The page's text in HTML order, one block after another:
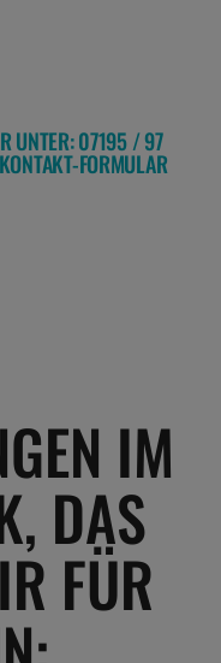
UNTER: 07195 / 97
FORMULAR
IM
DAS
FÜR